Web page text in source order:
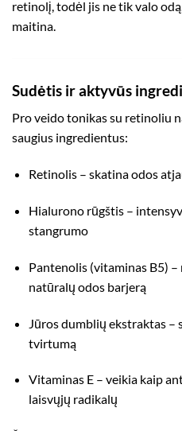
retinolį, todėl jis ne tik valo
maitina.
Sudėtis ir aktyvūs
Pro veido tonikas su retinoliu
saugius ingredientus:
Retinolis – skatina odos
Hialurono rūgštis –
stangrumo
Pantenolis (vitaminas B5)
natūralų odos barjerą
Jūros dumblių ekstraktas
tvirtumą
Vitaminas E – veikia kaip
laisvųjų radikalų